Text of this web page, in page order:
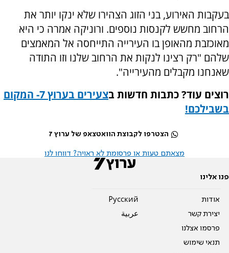
בעקבות האירוע, בני הזוג הצהירו שלא ינקו יותר את
הרחוב מחשש לקנסות נוספים. ורוניקה אמרה כי היא
מאוכזבת מהאופן בו העירייה התייחסה אל המאמצים
שלהם "רק רצינו לנקות את הרחוב שלנו וזו התודה
שאנחנו מקבלים מהעירייה".
רוצים עוד? כתבות חדשות ב
צעירים בערוץ 7- המקום
בשבילכם!
הצטרפו לקבוצת הוואטצאפ של ערוץ 7
מצאתם טעות או פרסומת לא ראויה? דווחו לנו
פנו אלינו
אודות
יצירת קשר
פרסמו אצלנו
תנאי שימוש
Pусский
عربية